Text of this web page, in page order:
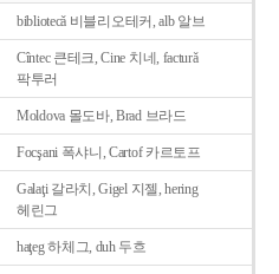
bibliotecǎ 비블리오테커, alb 알브
Cîntec 큰테크, Cine 치네, facturǎ
팍투러
Moldova 몰도바, Brad 브라드
Focşani 폭샤니, Cartof 카르토프
Galaţi 갈라치, Gigel 지젤, hering
헤린그
haţeg 하체그, duh 두흐